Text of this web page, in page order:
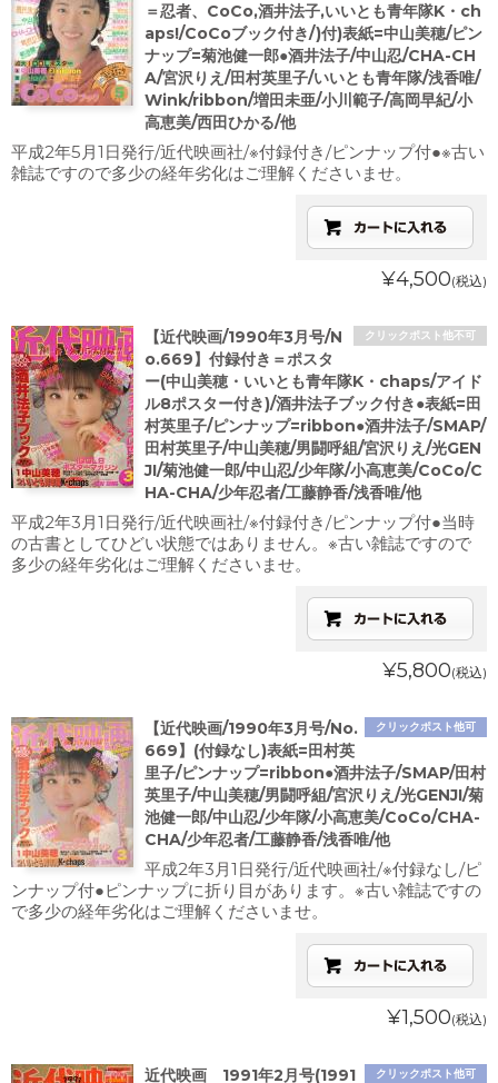
＝忍者、CoCo,酒井法子,いいとも青年隊K・ch
aps!/CoCoブック付き/)付)表紙=中山美穂/ピン
ナップ=菊池健一郎●酒井法子/中山忍/CHA-CH
A/宮沢りえ/田村英里子/いいとも青年隊/浅香唯/
Wink/ribbon/増田未亜/小川範子/高岡早紀/小
高恵美/西田ひかる/他
平成2年5月1日発行/近代映画社/※付録付き/ピンナップ付●※古い
雑誌ですので多少の経年劣化はご理解くださいませ。
¥4,500(税込)
クリックポスト他不可
【近代映画/1990年3月号/N
o.669】付録付き＝ポスタ
ー(中山美穂・いいとも青年隊K・chaps/アイド
ル8ポスター付き)/酒井法子ブック付き●表紙=田
村英里子/ピンナップ=ribbon●酒井法子/SMAP/
田村英里子/中山美穂/男闘呼組/宮沢りえ/光GEN
JI/菊池健一郎/中山忍/少年隊/小高恵美/CoCo/C
HA-CHA/少年忍者/工藤静香/浅香唯/他
平成2年3月1日発行/近代映画社/※付録付き/ピンナップ付●当時
の古書としてひどい状態ではありません。※古い雑誌ですので
多少の経年劣化はご理解くださいませ。
¥5,800(税込)
クリックポスト他可
【近代映画/1990年3月号/No.
669】(付録なし)表紙=田村英
里子/ピンナップ=ribbon●酒井法子/SMAP/田村
英里子/中山美穂/男闘呼組/宮沢りえ/光GENJI/菊
池健一郎/中山忍/少年隊/小高恵美/CoCo/CHA-
CHA/少年忍者/工藤静香/浅香唯/他
平成2年3月1日発行/近代映画社/※付録なし/ピ
ンナップ付●ピンナップに折り目があります。※古い雑誌ですの
で多少の経年劣化はご理解くださいませ。
¥1,500(税込)
クリックポスト他可
近代映画 1991年2月号(1991